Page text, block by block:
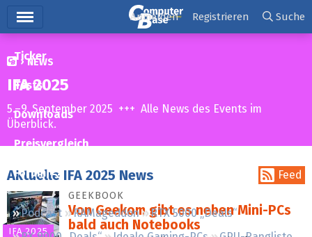
Ticker
Tests
Downloads
Preisvergleich
Forum
Podcast RAMageddon
RTX 5000 „Deals“
Anmelden Registrieren Suche
NEWS
IFA 2025
5.–9. September 2025 +++ Alle News des Events im
Überblick.
Aktuelle IFA 2025 News Feed
IFA 2025
GEEKBOOK
Von Geekom gibt es neben Mini-PCs
bald auch Notebooks